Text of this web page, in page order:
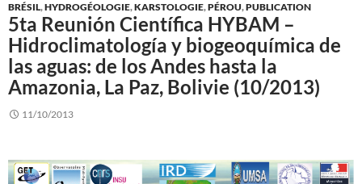
BRÉSIL,HYDROGÉOLOGIE,KARSTOLOGIE,PÉROU,PUBLICATION
5ta Reunión Científica HYBAM –
Hidroclimatología y biogeoquímica de
las aguas: de los Andes hasta la
Amazonia, La Paz, Bolivie (10/2013)
11/10/2013